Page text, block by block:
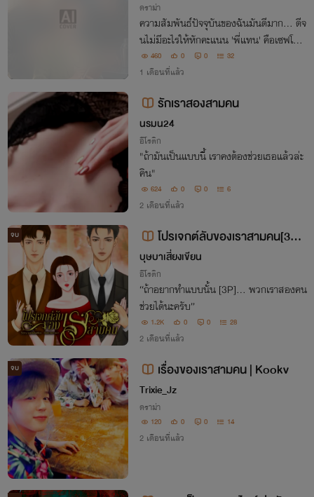
ดราม่า
ความสัมพันธ์ปัจจุบันของฉันมันดีมาก... ดีจ
นไม่มีอะไรให้หักคะแนน 'พี่แทน' คือเซฟโซน
ที่แสนอบอุ่นและปลอดภัยที่สุดในชีวิต จนกร
ะทั่งคืนวันศุกร์ที่ฝนตก... ข้อความจากคนใน
460 0 0 32
1 เดือนที่แล้ว
รักเราสองสามคน
นรมน24
อีโรติก
"ถ้ามันเป็นแบบนี้ เราคงต้องช่วยเธอแล้วล่ะ
คิน"
624 0 0 6
2 เดือนที่แล้ว
จบ
โปรเจกต์ลับของเราสามคน[3P]
[18+]
บุษบาเสี่ยงเขียน
อีโรติก
“ถ้าอยากทำแบบนั้น [3P]... พวกเราสองคน
ช่วยได้นะครับ”
1.2K 0 0 28
2 เดือนที่แล้ว
จบ เรื่องของเราสามคน | Kookv
Trixie_Jz
ดราม่า
120 0 0 14
2 เดือนที่แล้ว